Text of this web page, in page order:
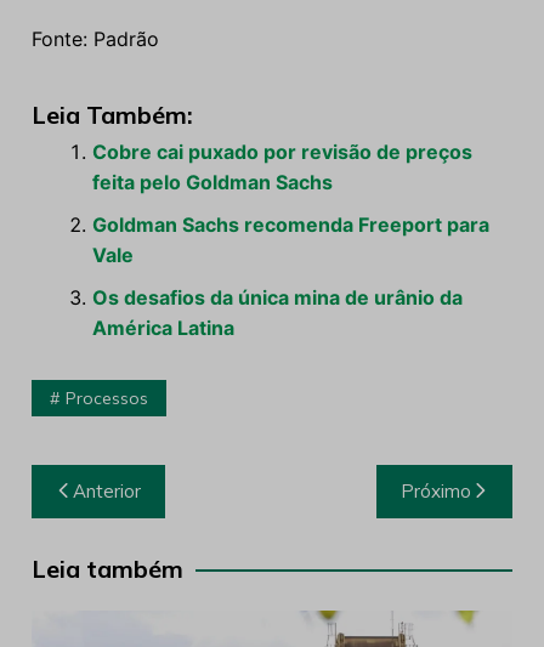
Fonte: Padrão
Leia Também:
Cobre cai puxado por revisão de preços
feita pelo Goldman Sachs
Goldman Sachs recomenda Freeport para
Vale
Os desafios da única mina de urânio da
América Latina
Processos
Navegação
de
Post
Anterior Próximo
Leia também